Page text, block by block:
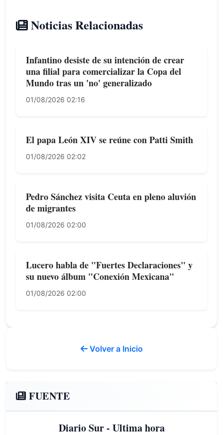
Noticias Relacionadas
Infantino desiste de su intención de crear
una filial para comercializar la Copa del
Mundo tras un 'no' generalizado
01/08/2026 02:16
El papa León XIV se reúne con Patti Smith
01/08/2026 02:02
Pedro Sánchez visita Ceuta en pleno aluvión
de migrantes
01/08/2026 02:00
Lucero habla de "Fuertes Declaraciones" y
su nuevo álbum "Conexión Mexicana"
01/08/2026 02:00
Volver a Inicio
FUENTE
Diario Sur - Ultima hora